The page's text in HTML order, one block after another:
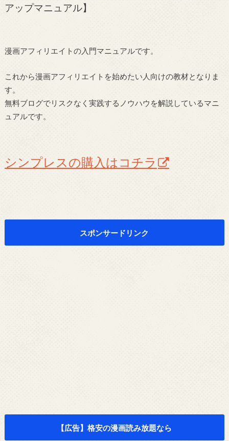
アップマニュアル】
漫画アフィリエイトの入門マニュアルです。
これから漫画アフィリエイトを始めたい人向けの教材となりま
す。
無料ブログでリスクなく実践するノウハウを解説しているマニ
ュアルです。
シンプレスの購入はコチラ
スポンサードリンク
【広告】格安の漫画読み放題なら